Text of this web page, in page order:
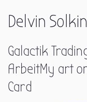
Delvin
Galactik
ArbeitMy art
Card